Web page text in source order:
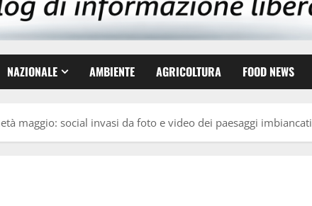
NAZIONALE AMBIENTE AGRICOLTURA FOOD NEWS
maggio: social invasi da foto e video dei paesaggi imbiancati